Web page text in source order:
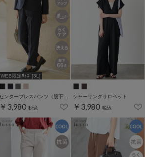
WEB限定ｻｲｽﾞ[3L]
￥3,980 税込
シャーリングサロペット
￥3,980 税込